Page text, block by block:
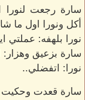
سارة رجعت لنورا
أكل ونورا اول ما
نورا بلهفه: عملتي
سارة بزعيق
نورا: اتفضلي..
سارة قعدت وحكيت